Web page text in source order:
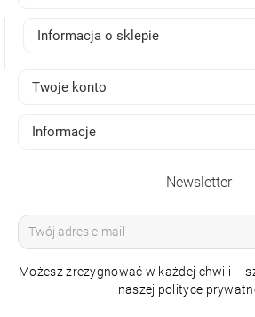
Informacja o sklepie
Twoje konto
Informacje
Newsletter
Możesz zrezygnować w każdej chwili –
naszej polityce